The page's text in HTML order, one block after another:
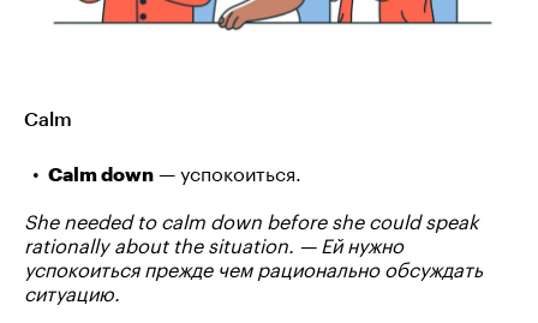
Calm
Calm down — успокоиться.
She needed to calm down before she could speak
rationally about the situation. — Ей нужно
успокоиться прежде чем рационально обсуждать
ситуацию.